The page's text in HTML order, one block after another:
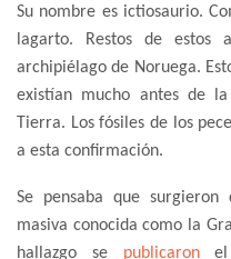
Su nombre es ictiosaurio.
lagarto. Restos de estos
archipiélago de Noruega.
existían mucho antes de
Tierra. Los fósiles de los
a esta confirmación.
Se pensaba que
masiva conocida como la
hallazgo se publicaron